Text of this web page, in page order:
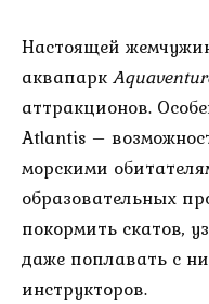
Настоящей
аквапарк
аттракционов.
Atlantis –
морскими
образовательных
покормить скатов,
даже поплавать с
инструкторов.